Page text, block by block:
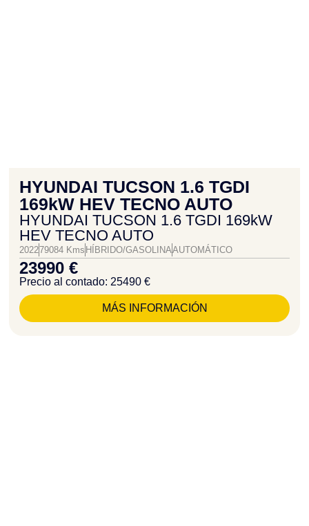
HYUNDAI TUCSON 1.6 TGDI
169kW HEV TECNO AUTO
HYUNDAI TUCSON 1.6 TGDI 169kW
HEV TECNO AUTO
202279084 Kms HÍBRIDO/GASOLINAAUTOMÁTICO
23990 €
Precio al contado: 25490 €
MÁS INFORMACIÓN